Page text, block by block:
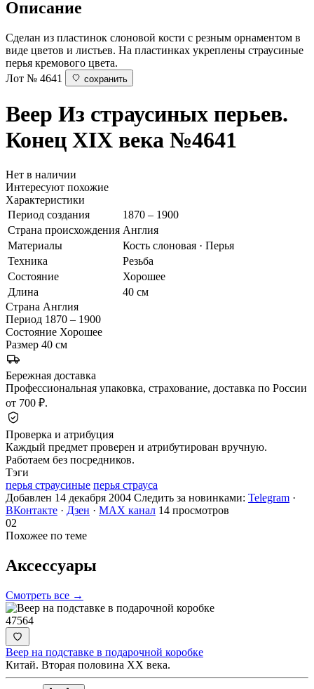
Описание
Сделан из пластинок слоновой кости с резным орнаментом в
виде цветов и листьев. На пластинках укреплены страусиные
перья кремового цвета.
Лот № 4641
сохранить
Веер Из страусиных перьев.
Конец XIX века №4641
Нет в наличии
Интересуют похожие
Характеристики
Период создания
1870 – 1900
Страна происхождения Англия
Материалы
Кость слоновая · Перья
Техника
Резьба
Состояние
Хорошее
Длина
40 см
Страна Англия
Период 1870 – 1900
Состояние Хорошее
Размер 40 см
Бережная доставка
Профессиональная упаковка, страхование, доставка по России
от 700 ₽.
Проверка и атрибуция
Каждый предмет проверен и атрибутирован вручную.
Работаем без посредников.
Тэги
перья страусиные перья страуса
Добавлен 14 декабря 2004 Следить за новинками: Telegram ·
ВКонтакте · Дзен · MAX канал 14 просмотров
02
Похожее по теме
Аксессуары
Смотреть все →
47564
Веер на подставке в подарочной коробке
Китай. Вторая половина ХХ века.